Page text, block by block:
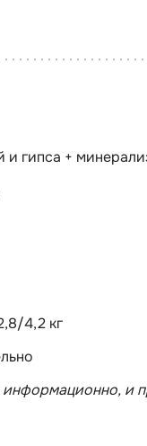
и гипса +
4,2 кг
и